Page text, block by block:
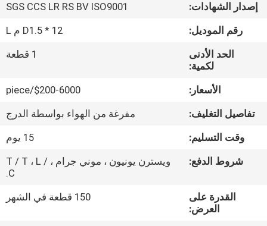
معلومات
في
المعمل
مراقبة
إصدار الشهادات:
SGS CCS LR RS BV ISO9001
رقم الموديل:
D1.5 * 12 م L
الحد الأدنى
لكمية:
1 قطعة
الأسعار:
$200-6000/piece
تفاصيل التغليف:
مفرغة من الهواء بواسطة الدرج
وقت التسليم:
15 يوم
شروط الدفع:
ويسترن يونيون ، موني جرام ، T / T ، L /
C.
القدرة على
العرض:
150 قطعة في الشهر